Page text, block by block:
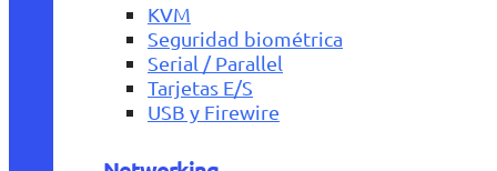
KVM
Seguridad biométrica
Serial / Parallel
Tarjetas E/S
USB y Firewire